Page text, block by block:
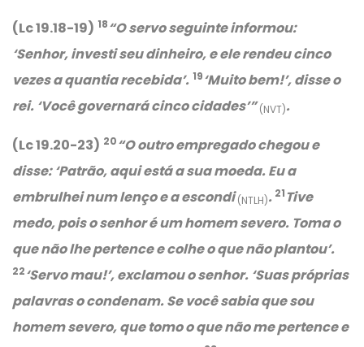
(Lc 19.18-19) 18“O servo seguinte informou:
‘Senhor, investi seu dinheiro, e ele rendeu cinco
vezes a quantia recebida’. 19‘Muito bem!’, disse o
rei. ‘Você governará cinco cidades’”(NVT).
(Lc 19.20-23) 20“O outro empregado chegou e
disse: ‘Patrão, aqui está a sua moeda. Eu a
embrulhei num lenço e a escondi(NTLH). 21Tive
medo, pois o senhor é um homem severo. Toma o
que não lhe pertence e colhe o que não plantou’.
22‘Servo mau!’, exclamou o senhor. ‘Suas próprias
palavras o condenam. Se você sabia que sou
homem severo, que tomo o que não me pertence e